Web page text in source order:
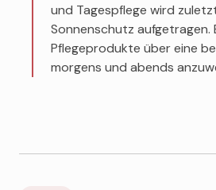
und Tagespflege wird
Sonnenschutz aufgetragen.
Pflegeprodukte über eine
morgens und abends